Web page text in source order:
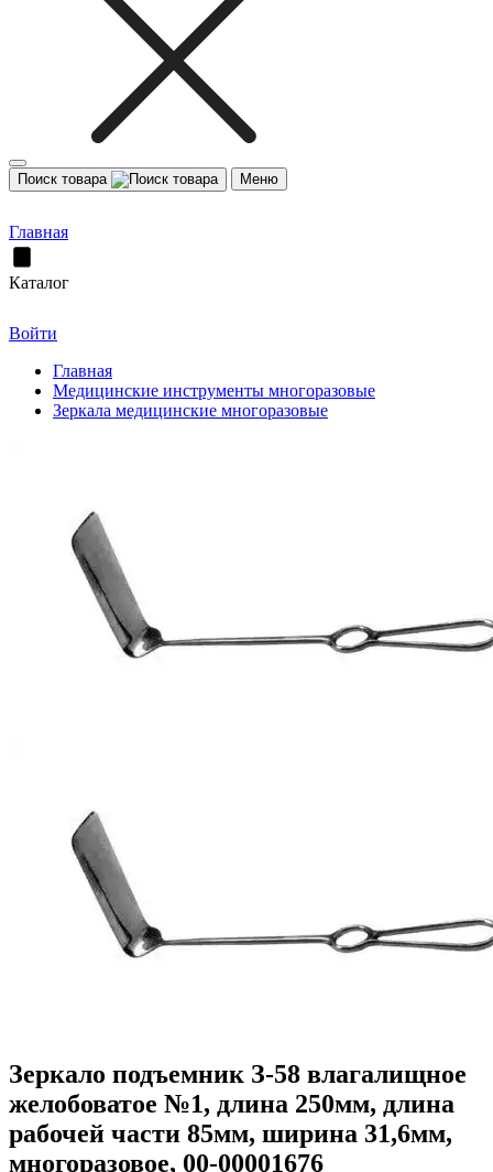
Поиск товара Меню
Главная
Каталог
Войти
Главная
Медицинские инструменты многоразовые
Зеркала медицинские многоразовые
Зеркало подъемник З-58 влагалищное
желобоватое №1, длина 250мм, длина
рабочей части 85мм, ширина 31,6мм,
многоразовое, 00-00001676